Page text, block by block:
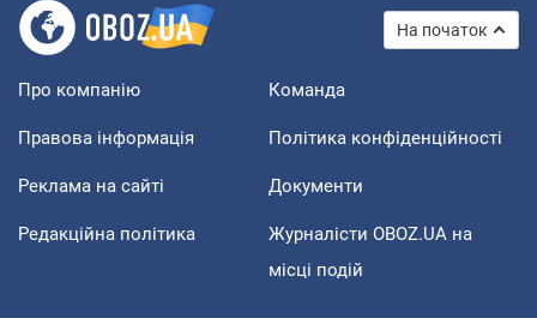
На початок
Про компанію Команда
Правова інформація Політика конфіденційності
Реклама на сайті Документи
Редакційна політика
Журналісти OBOZ.UA на
місці подій